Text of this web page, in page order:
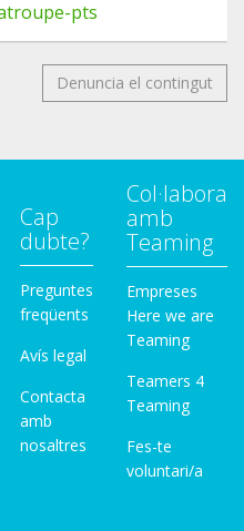
30140815153
pts
Denuncia el contingut
Cap
dubte?
Preguntes
freqüents
Avís legal
Contacta
amb
nosaltres
Col·labora
amb
Teaming
Empreses
Here we are
Teaming
Teamers 4
Teaming
Fes-te
voluntari/a